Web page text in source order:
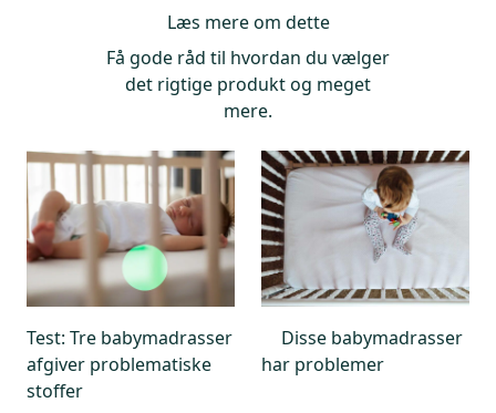
Læs mere om dette
Få gode råd til hvordan du vælger
det rigtige produkt og meget
mere.
Test: Tre babymadrasser
afgiver problematiske
stoffer
Disse babymadrasser
har problemer